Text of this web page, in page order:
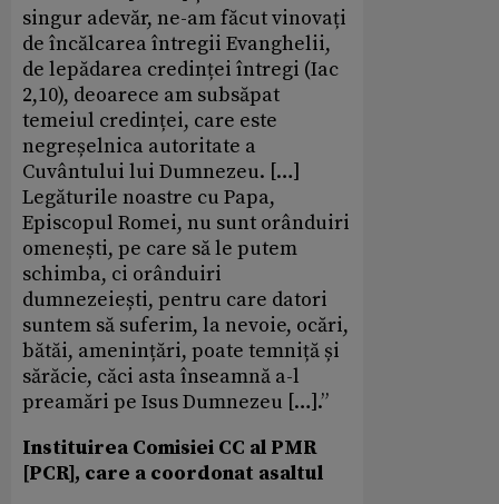
singur adevăr, ne-am făcut vinovați
de încălcarea întregii Evanghelii,
de lepădarea credinței întregi (Iac
2,10), deoarece am subsăpat
temeiul credinței, care este
negreșelnica autoritate a
Cuvântului lui Dumnezeu. […]
Legăturile noastre cu Papa,
Episcopul Romei, nu sunt orânduiri
omenești, pe care să le putem
schimba, ci orânduiri
dumnezeiești, pentru care datori
suntem să suferim, la nevoie, ocări,
bătăi, amenințări, poate temniță și
sărăcie, căci asta înseamnă a-l
preamări pe Isus Dumnezeu […].”
Instituirea Comisiei CC al PMR
[PCR], care a coordonat asaltul